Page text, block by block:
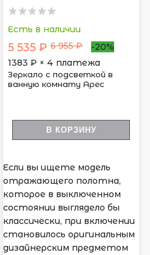
Есть в наличии
5 535 ₽ 6 955 ₽
-20%
1383 ₽ × 4 платежа
Зеркало с подсветкой в
ванную комнату Арес
В КОРЗИНУ
Если вы ищете модель
отражающего полотна,
которое в выключенном
состоянии выглядело бы
классически, при включении
становилось оригинальным
дизайнерским предметом